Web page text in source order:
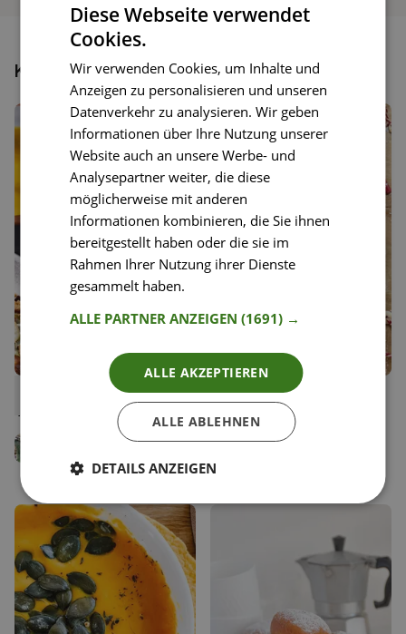
Könnte dir auch gefallen
Speichern
Geröstete Kürbissuppe mit
Thymian und Croutons
Simon Jacko
38
Liken
Speichern
Zuckerfreie vegane
Linzeraugen (Spitzbuben)
Carina Geppert
Diese Webseite verwendet
Cookies.
Wir verwenden Cookies, um Inhalte und
Anzeigen zu personalisieren und unseren
Datenverkehr zu analysieren. Wir geben
Informationen über Ihre Nutzung unserer
Website auch an unsere Werbe- und
Analysepartner weiter, die diese
möglicherweise mit anderen
Informationen kombinieren, die Sie ihnen
bereitgestellt haben oder die sie im
Rahmen Ihrer Nutzung ihrer Dienste
gesammelt haben.
ALLE PARTNER ANZEIGEN(1691) →
ALLE AKZEPTIEREN
ALLE ABLEHNEN
DETAILS ANZEIGEN